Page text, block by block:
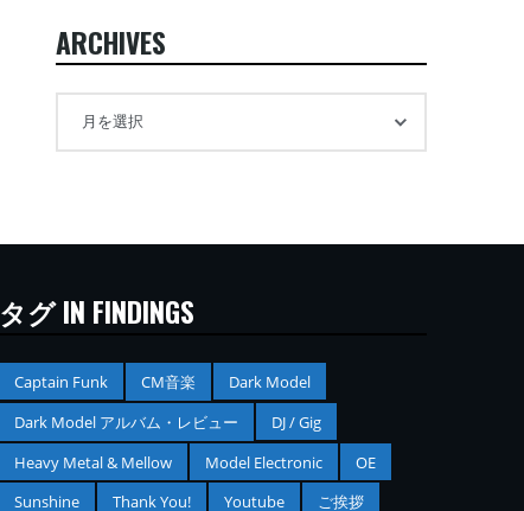
ARCHIVES
タグ IN FINDINGS
Captain Funk CM音楽
Dark Model
Dark Model アルバム・レビュー
DJ / Gig
Heavy Metal & Mellow
Model Electronic
OE
Sunshine
Thank You! Youtube ご挨拶